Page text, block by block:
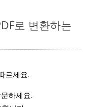
로 변환하는
르세요.
하세요.